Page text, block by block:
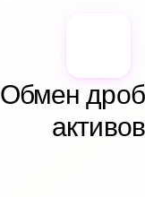
Обмен
активов